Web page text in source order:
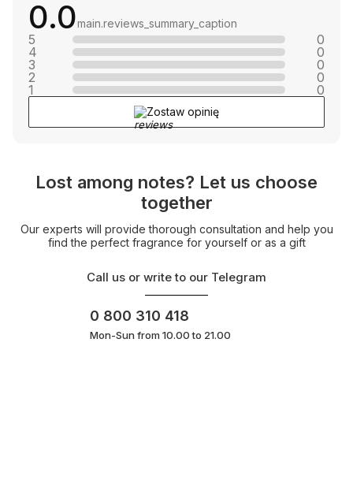
0.0main.reviews_summary_caption
5
0
4
0
3
0
2
0
1
0
Zostaw opinię
Lost among notes? Let us choose
together
Our experts will provide thorough consultation and help you
find the perfect fragrance for yourself or as a gift
Call us or write to our Telegram
0 800 310 418
Mon-Sun from 10.00 to 21.00